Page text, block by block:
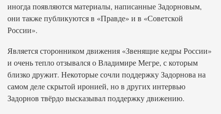
иногда появляются материалы, написанные Задорновым,
они также публикуются в «Правде» и в «Советской
России».
Является сторонником движения «Звенящие кедры России»
и очень тепло отзывался о Владимире Мегре, с которым
близко дружит. Некоторые сочли поддержку Задорнова на
самом деле скрытой иронией, но в других интервью
Задорнов твёрдо высказывал поддержку движению.